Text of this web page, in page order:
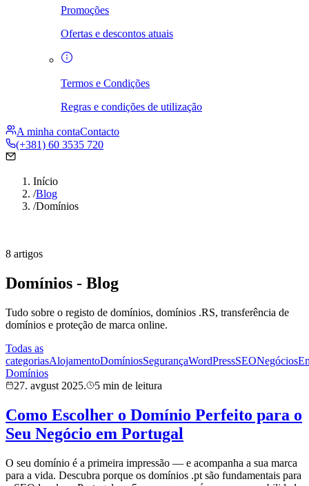
Promoções
Ofertas e descontos atuais
Termos e Condições
Regras e condições de utilização
A minha contaContacto
(+381) 60 3535 720
Início
/Blog
/Domínios
8 artigos
Domínios - Blog
Tudo sobre o registo de domínios, domínios .RS, transferência de
domínios e proteção de marca online.
Todas as
categoriasAlojamentoDomíniosSegurançaWordPressSEONegócios
Domínios
27. avgust 2025.
5 min de leitura
Como Escolher o Domínio Perfeito para o
Seu Negócio em Portugal
O seu domínio é a primeira impressão — e acompanha a sua marca
para a vida. Descubra porque os domínios .pt são fundamentais para